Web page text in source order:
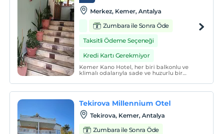
Merkez, Kemer, Antalya
Zumbara ile Sonra Öde
Taksitli Ödeme Seçeneği
Kredi Kartı Gerekmiyor
Kemer Kano Hotel, her biri balkonlu ve
klimalı odalarıyla sade ve huzurlu bir
Tekirova Millennium Otel
Tekirova, Kemer, Antalya
Zumbara ile Sonra Öde